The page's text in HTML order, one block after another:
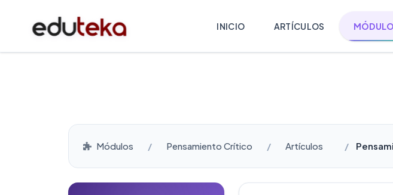
INICIO ARTÍCULOS
Módulos Pensamiento Crítico Artículos